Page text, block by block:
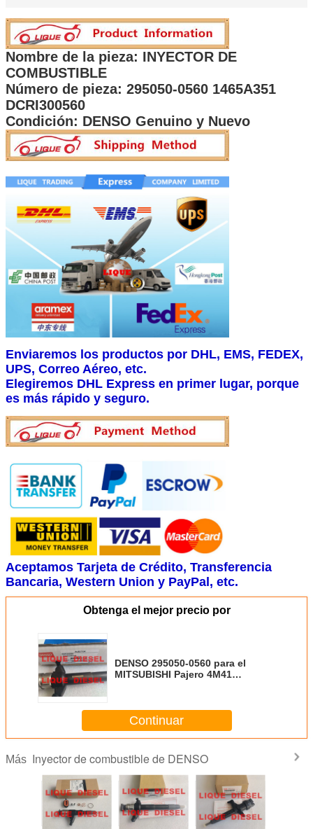
Nombre de la pieza: INYECTOR DE
COMBUSTIBLE
Número de pieza: 295050-0560 1465A351
DCRI300560
Condición: DENSO Genuino y Nuevo
Enviaremos los productos por DHL, EMS, FEDEX,
UPS, Correo Aéreo, etc.
Elegiremos DHL Express en primer lugar, porque
es más rápido y seguro.
Aceptamos Tarjeta de Crédito, Transferencia
Bancaria, Western Union y PayPal, etc.
Obtenga el mejor precio por
DENSO 295050-0560 para el
MITSUBISHI Pajero 4M41
Continuar
Más Inyector de combustible de DENSO